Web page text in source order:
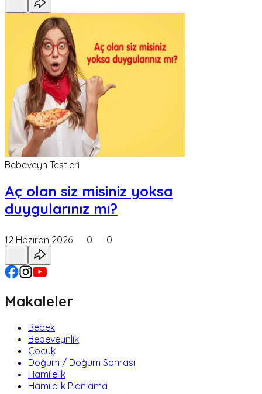
Bebeveyn Testleri
Aç olan siz misiniz yoksa
duygularınız mı?
12 Haziran 2026 0 0
Makaleler
Bebek
Bebeveynlik
Çocuk
Doğum / Doğum Sonrası
Hamilelik
Hamilelik Planlama